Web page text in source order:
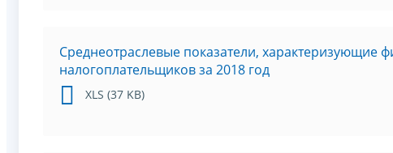
Среднеотраслевые показатели, характеризующие
налогоплательщиков за 2018 год
XLS (37 KB)